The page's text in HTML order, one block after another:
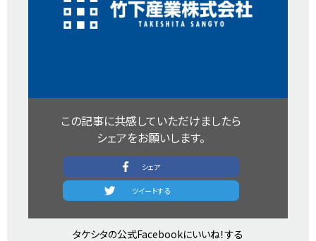
この記事に共感していただけましたら​
シェアをお願いします。​
シェア​
​ツイートする​
タケシタの公式Facebookにいいね！する​